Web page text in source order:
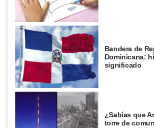
Bandera de
Dominicana:
significado
¿Sabías que
torre de